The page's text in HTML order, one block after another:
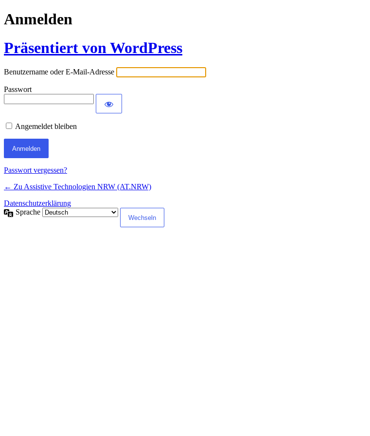
Anmelden
Präsentiert von WordPress
Benutzername oder E-Mail-Adresse
Passwort
Angemeldet bleiben
Passwort vergessen?
← Zu Assistive Technologien NRW (AT.NRW)
Datenschutzerklärung
Sprache